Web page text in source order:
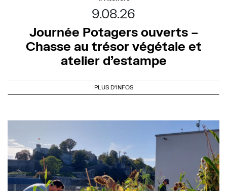
9.08.26
Journée Potagers ouverts –
Chasse au trésor végétale et
atelier d’estampe
PLUS D'INFOS